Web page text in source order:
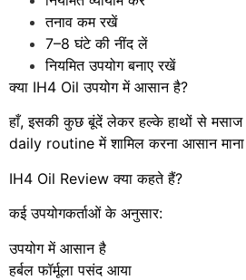
तनाव कम रखें
7–8 घंटे की नींद लें
नियमित उपयोग बनाए रखें
क्या IH4 Oil उपयोग में आसान है?
हाँ, इसकी कुछ बूंदें लेकर हल्के हाथों से मसाज
daily routine में शामिल करना आसान माना
IH4 Oil Review क्या कहते हैं?
कई उपयोगकर्ताओं के अनुसार:
उपयोग में आसान है
हर्बल फॉर्मूला पसंद आया